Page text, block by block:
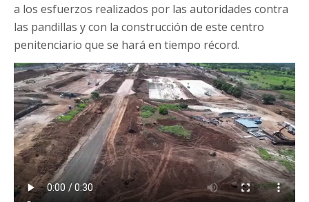
a los esfuerzos realizados por las autoridades contra
las pandillas y con la construcción de este centro
penitenciario que se hará en tiempo récord.